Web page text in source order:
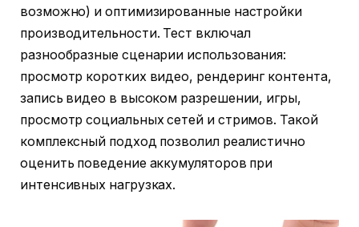
возможно) и оптимизированные настройки
производительности. Тест включал
разнообразные сценарии использования:
просмотр коротких видео, рендеринг контента,
запись видео в высоком разрешении, игры,
просмотр социальных сетей и стримов. Такой
комплексный подход позволил реалистично
оценить поведение аккумуляторов при
интенсивных нагрузках.